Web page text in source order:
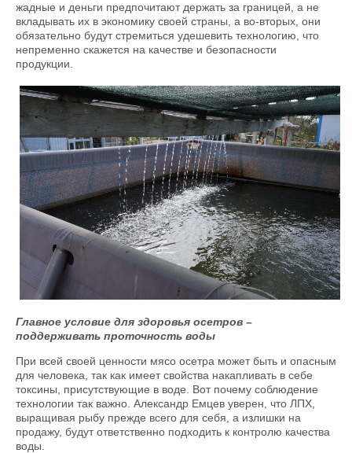
жадные и деньги предпочитают держать за границей, а не
вкладывать их в экономику своей страны, а во-вторых, они
обязательно будут стремиться удешевить технологию, что
непременно скажется на качестве и безопасности
продукции.
Главное условие для здоровья осетров –
поддерживать проточность воды
При всей своей ценности мясо осетра может быть и опасным
для человека, так как имеет свойства накапливать в себе
токсины, присутствую­щие в воде. Вот почему соблюдение
технологии так важно. Александр Емцев уверен, что ЛПХ,
выращивая рыбу прежде всего для себя, а излишки на
продажу, будут ответственно подходить к контролю качества
воды.